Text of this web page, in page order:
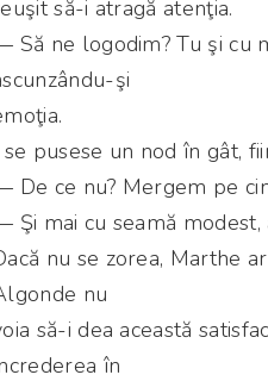
să-i atragă atenţia.
Să ne logodim? Tu şi cu
şi
se pusese un nod în gât,
De ce nu? Mergem pe
Şi mai cu seamă modest,
nu se zorea, Marthe
nu
să-i dea această
în